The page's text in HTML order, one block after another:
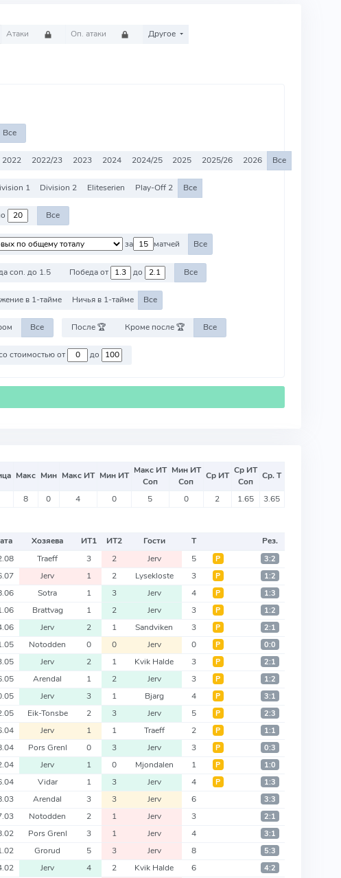
Атаки Оп. атаки Другое
Все
2022 2022/23 2023 2024 2024/25 2025 2025/26 2026 Все
1 Division 2 Eliteserien Play-Off 2 Все
Все
за матчей Все
соп. до 1.5 Победа от до Все
в 1-тайме Ничья в 1-тайме Все
Все После 🏆 Кроме после 🏆 Все
Против команд со стоимостью от до
Макс Мин Макс ИТ Мин ИТ Макс ИТ
Соп
Мин ИТ
Соп
Ср ИТ Ср ИТ
Соп
Ср. Т
8 0 4 0 5 0 2 1.65 3.65
Хозяева ИТ1 ИТ2 Гости Т
Рез.
Traeff 3 2 Jerv 5 Р 3:2
Jerv 1 2 Lysekloste 3 Р 1:2
Sotra 1 3 Jerv 4 Р 1:3
Brattvag 1 2 Jerv 3 Р 1:2
Jerv 2 1 Sandviken 3 Р 2:1
Notodden 0 0 Jerv 0 Р 0:0
Jerv 2 1 Kvik Halde 3 Р 2:1
Arendal 1 2 Jerv 3 Р 1:2
Jerv 3 1 Bjarg 4 Р 3:1
Eik-Tonsbe 2 3 Jerv 5 Р 2:3
Jerv 1 1 Traeff 2 Р 1:1
Pors Grenl 0 3 Jerv 3 Р 0:3
Jerv 1 0 Mjondalen 1 Р 1:0
Vidar 1 3 Jerv 4 Р 1:3
Arendal 3 3 Jerv 6 3:3
Notodden 2 1 Jerv 3 2:1
Pors Grenl 3 1 Jerv 4 3:1
Grorud 5 3 Jerv 8 5:3
Jerv 4 2 Kvik Halde 6 4:2